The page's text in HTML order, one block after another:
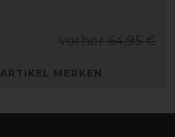
vorher 64,95 €
ARTIKEL MERKEN